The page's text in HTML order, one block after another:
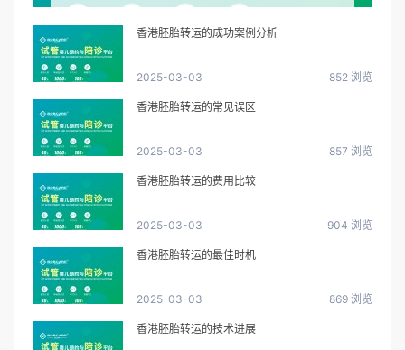
香港胚胎转运的成功案例分析
2025-03-03 852 浏览
香港胚胎转运的常见误区
2025-03-03 857 浏览
香港胚胎转运的费用比较
2025-03-03 904 浏览
香港胚胎转运的最佳时机
2025-03-03 869 浏览
香港胚胎转运的技术进展